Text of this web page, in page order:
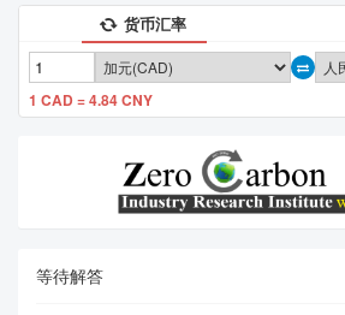
货币汇率
1 CAD = 4.84 CNY
等待解答